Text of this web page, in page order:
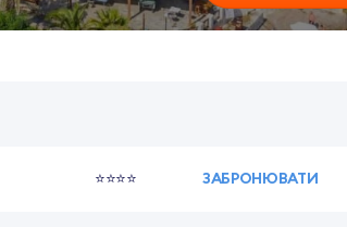
⭐⭐⭐⭐ ЗАБРОНЮВАТИ